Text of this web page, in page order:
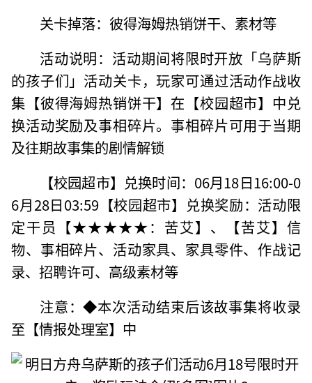
关卡掉落：彼得海姆热销饼干、素材等
活动说明：活动期间将限时开放「乌萨斯
的孩子们」活动关卡，玩家可通过活动作战收
集【彼得海姆热销饼干】在【校园超市】中兑
换活动奖励及事相碎片。事相碎片可用于当期
及往期故事集的剧情解锁
【校园超市】兑换时间：06月18日16:00-0
6月28日03:59【校园超市】兑换奖励：活动限
定干员【★★★★★：苦艾】、【苦艾】信
物、事相碎片、活动家具、家具零件、作战记
录、招聘许可、高级素材等
注意：◆本次活动结束后该故事集将收录
至【情报处理室】中